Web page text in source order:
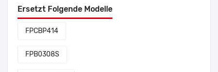
Ersetzt Folgende Modelle
FPCBP414
FPB0308S